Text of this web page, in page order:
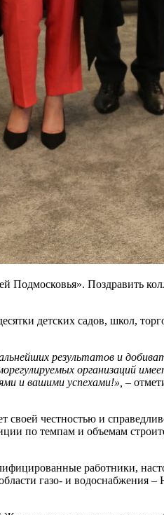
Подмосковья». Поздравить
детских садов, школ,
результатов и
организаций
и вашими успехами!», –
своей честностью и
по темпам и объемам
работники,
газо- и водоснабжения –